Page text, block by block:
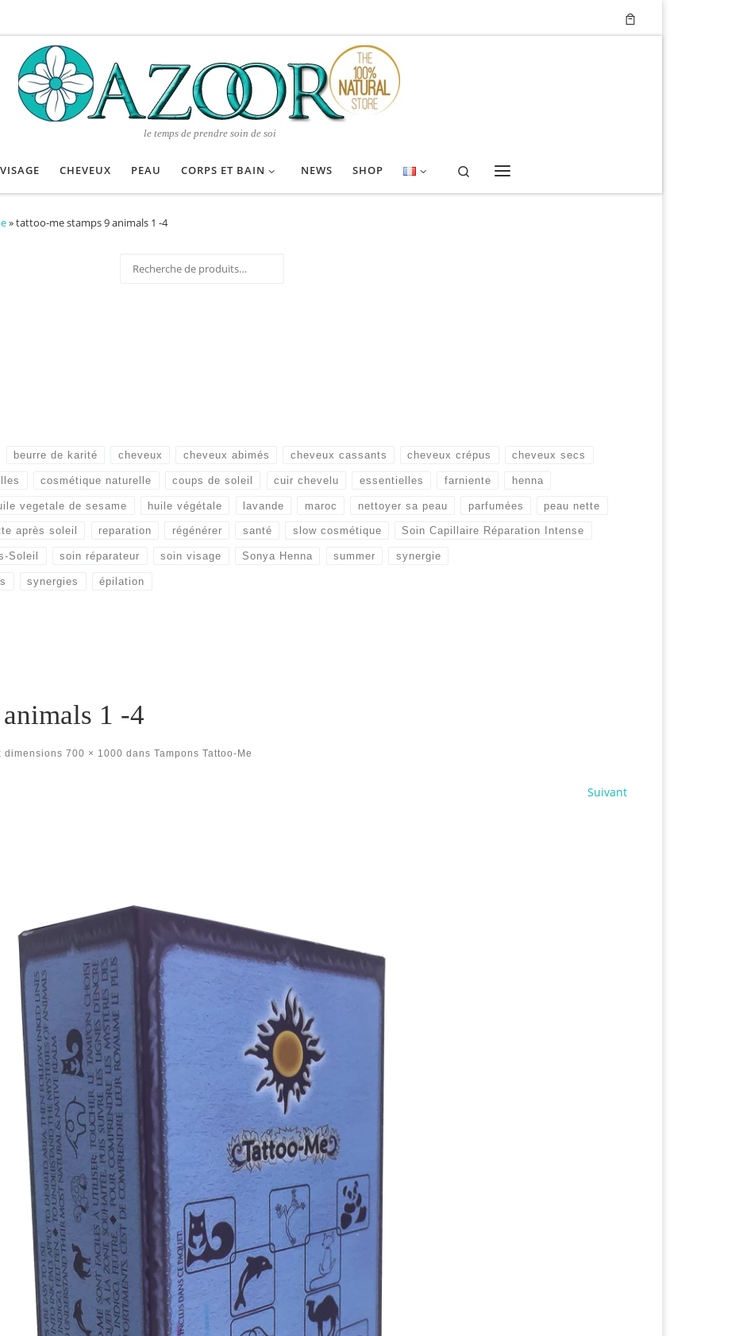
le temps de prendre soin de soi
VISAGE CHEVEUX PEAU CORPS ET BAIN NEWS SHOP
Search
»tattoo-me stamps 9 animals 1 -4
1 -4
dimensions 700 × 1000 dans Tampons Tattoo-Me
Suivant
beurre de karité cheveux cheveux abimés cheveux cassants cheveux crépus cheveux secs
cosmétique naturelle coups de soleil cuir chevelu essentielles farniente henna
vegetale de sesame huile végétale lavande maroc nettoyer sa peau parfumées peau nette
après soleil reparation régénérer santé slow cosmétique Soin Capillaire Réparation Intense
Soleil soin réparateur soin visage Sonya Henna summer synergie
synergies épilation